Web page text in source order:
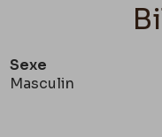
Sexe
Masculin